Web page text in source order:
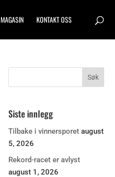
MAGASIN KONTAKT OSS
Siste innlegg
Tilbake i vinnersporet august
5, 2026
Rekord-racet er avlyst
august 1, 2026